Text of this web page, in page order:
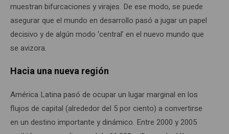
muestran bifurcaciones y virajes. De ese modo, se puede
asegurar que el mundo en desarrollo pasó a jugar un papel
decisivo y de algún modo ‘central’ en el nuevo mundo que
se avizora.
Hacia una nueva región
América Latina pasó de ocupar un lugar marginal en los
flujos de capital (alrededor del 5 por ciento) a convertirse
en un destino importante y dinámico. Entre 2000 y 2005